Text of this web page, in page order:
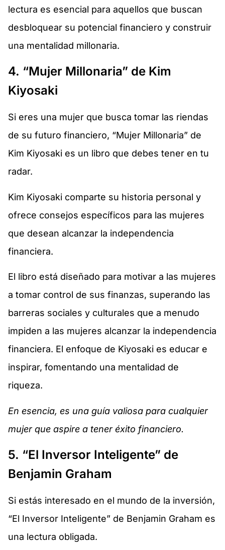
lectura es esencial para aquellos que buscan
desbloquear su potencial financiero y construir
una mentalidad millonaria.
4. “Mujer Millonaria” de Kim
Kiyosaki
Si eres una mujer que busca tomar las riendas
de su futuro financiero, “Mujer Millonaria” de
Kim Kiyosaki es un libro que debes tener en tu
radar.
Kim Kiyosaki comparte su historia personal y
ofrece consejos específicos para las mujeres
que desean alcanzar la independencia
financiera.
El libro está diseñado para motivar a las mujeres
a tomar control de sus finanzas, superando las
barreras sociales y culturales que a menudo
impiden a las mujeres alcanzar la independencia
financiera. El enfoque de Kiyosaki es educar e
inspirar, fomentando una mentalidad de
riqueza.
En esencia, es una guía valiosa para cualquier
mujer que aspire a tener éxito financiero.
5. “El Inversor Inteligente” de
Benjamin Graham
Si estás interesado en el mundo de la inversión,
“El Inversor Inteligente” de Benjamin Graham es
una lectura obligada.